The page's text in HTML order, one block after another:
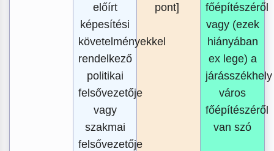
előírt
képesítési
követelményekkel
rendelkező
politikai
felsővezetője
vagy
szakmai
felsővezetője
pont]
főépítészéről
vagy (ezek
hiányában
ex lege) a
járásszékhely
város
főépítészéről
van szó